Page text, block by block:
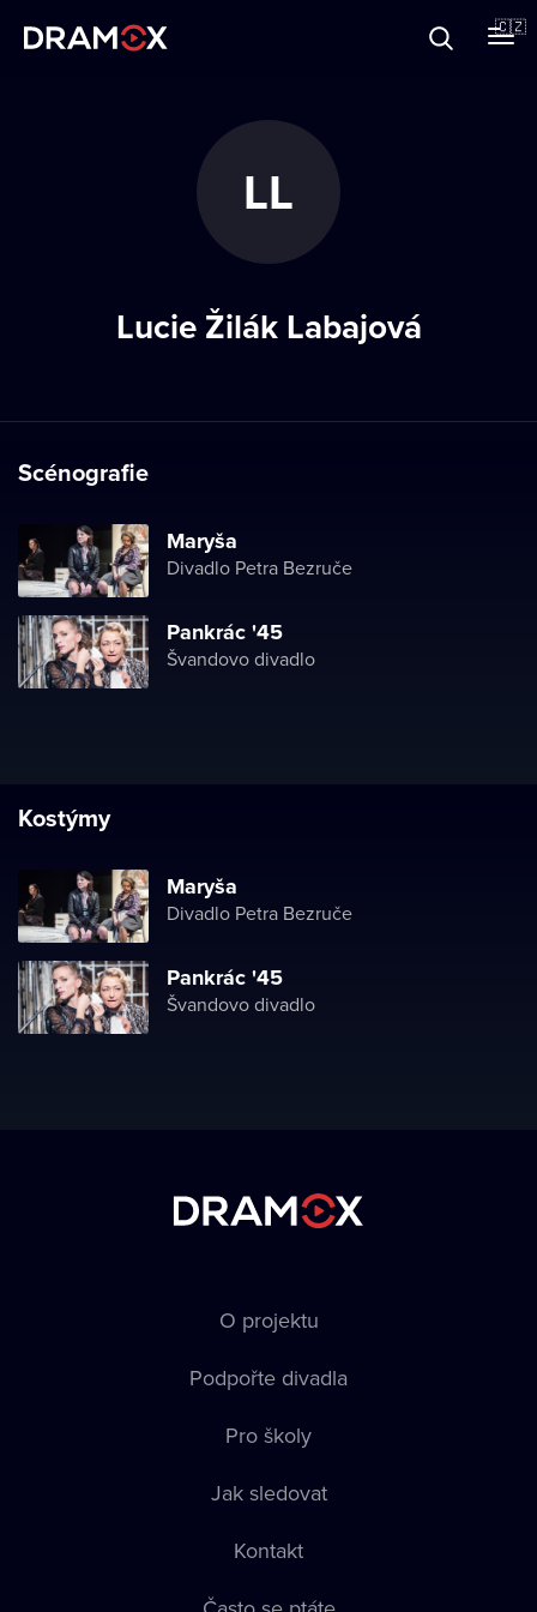
🇨🇿
LL
Lucie Žilák Labajová
Scénografie
Maryša
Divadlo Petra Bezruče
Pankrác '45
Švandovo divadlo
Kostýmy
Maryša
Divadlo Petra Bezruče
Pankrác '45
Švandovo divadlo
O projektu
Podpořte divadla
Pro školy
Jak sledovat
Kontakt